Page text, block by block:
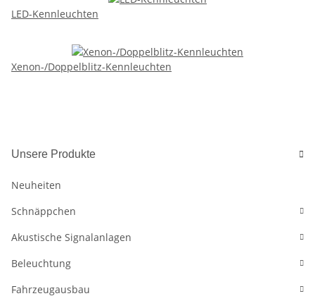
LED-Kennleuchten
Xenon-/Doppelblitz-Kennleuchten
Unsere Produkte
Neuheiten
Schnäppchen
Akustische Signalanlagen
Beleuchtung
Fahrzeugausbau